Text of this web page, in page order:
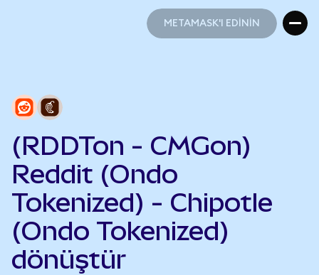
METAMASK'I EDİNİN
(RDDTon - CMGon)
Reddit (Ondo
Tokenized) - Chipotle
(Ondo Tokenized)
dönüştür